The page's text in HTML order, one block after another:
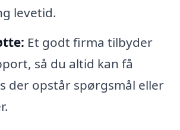
levetid.
Et godt firma tilbyder
så du altid kan få
der opstår spørgsmål eller